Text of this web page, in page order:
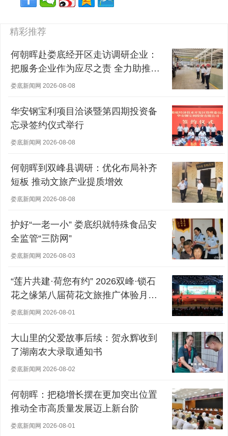
精彩推荐
何朝晖赴娄底经开区走访调研企业：
把服务企业作为应尽之责 全力助推经
营主体稳健发展
娄底新闻网 2026-08-08
华安钢宝利项目洽谈暨第四期投资备
忘录签约仪式举行
娄底新闻网 2026-08-08
何朝晖到双峰县调研：优化布局补齐
短板 推动文旅产业提质增效
娄底新闻网 2026-08-08
护好“一老一小” 娄底织就特殊食品安
全监管“三防网”
娄底新闻网 2026-08-03
“莲片共建·荷您有约” 2026双峰·锁石
花之缘第八届荷花文旅推广体验月盛
大开幕
娄底新闻网 2026-08-01
大山里的父爱故事后续：贺永辉收到
了湖南农大录取通知书
娄底新闻网 2026-08-02
何朝晖：把稳增长摆在更加突出位置
推动全市高质量发展迈上新台阶
娄底新闻网 2026-08-01